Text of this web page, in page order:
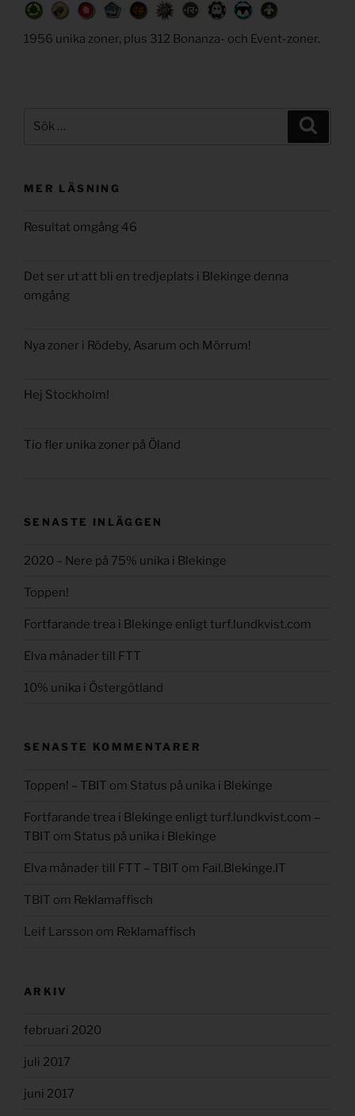
1956 unika zoner, plus 312 Bonanza- och Event-zoner.
MER LÄSNING
Resultat omgång 46
Det ser ut att bli en tredjeplats i Blekinge denna
omgång
Nya zoner i Rödeby, Asarum och Mörrum!
Hej Stockholm!
Tio fler unika zoner på Öland
SENASTE INLÄGGEN
2020 – Nere på 75% unika i Blekinge
Toppen!
Fortfarande trea i Blekinge enligt turf.lundkvist.com
Elva månader till FTT
10% unika i Östergötland
SENASTE KOMMENTARER
Toppen! – TBIT om Status på unika i Blekinge
Fortfarande trea i Blekinge enligt turf.lundkvist.com –
TBIT om Status på unika i Blekinge
Elva månader till FTT – TBIT om Fail.Blekinge.IT
TBIT om Reklamaffisch
Leif Larsson om Reklamaffisch
ARKIV
februari 2020
juli 2017
juni 2017